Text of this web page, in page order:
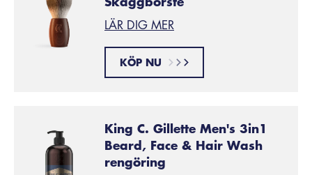
LÄR DIG MER
KÖP NU
King C. Gillette Men's 3in1
Beard, Face & Hair Wash
rengöring